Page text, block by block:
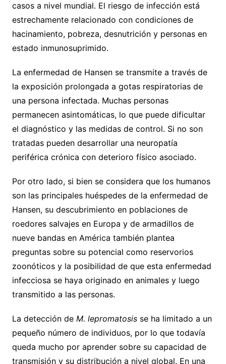
casos a nivel mundial. El riesgo de infección está
estrechamente relacionado con condiciones de
hacinamiento, pobreza, desnutrición y personas en
estado inmunosuprimido.
La enfermedad de Hansen se transmite a través de
la exposición prolongada a gotas respiratorias de
una persona infectada. Muchas personas
permanecen asintomáticas, lo que puede dificultar
el diagnóstico y las medidas de control. Si no son
tratadas pueden desarrollar una neuropatía
periférica crónica con deterioro físico asociado.
Por otro lado, si bien se considera que los humanos
son las principales huéspedes de la enfermedad de
Hansen, su descubrimiento en poblaciones de
roedores salvajes en Europa y de armadillos de
nueve bandas en América también plantea
preguntas sobre su potencial como reservorios
zoonóticos y la posibilidad de que esta enfermedad
infecciosa se haya originado en animales y luego
transmitido a las personas.
La detección de M. lepromatosisse ha limitado a un
pequeño número de individuos, por lo que todavía
queda mucho por aprender sobre su capacidad de
transmisión y su distribución a nivel global. En una